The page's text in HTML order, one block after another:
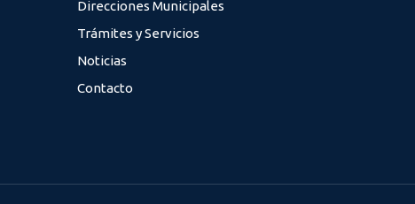
Direcciones Municipales
Trámites y Servicios
Noticias
Contacto